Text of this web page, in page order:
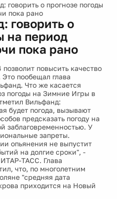
говорить о прогнозе погоды
пока рано
говорить о
на период
пока рано
повысить качество
пообещал глава
Что же касается
погоды на Зимние Игры в
Вильфанд:
будет погода, вызывают
предсказать погоду на
заблаговременностью. У
запреты.
опьянения не выпустит
на долгие сроки", -
ТАСС. Глава
что, по многолетним
"средняя дата
приходится на Новый